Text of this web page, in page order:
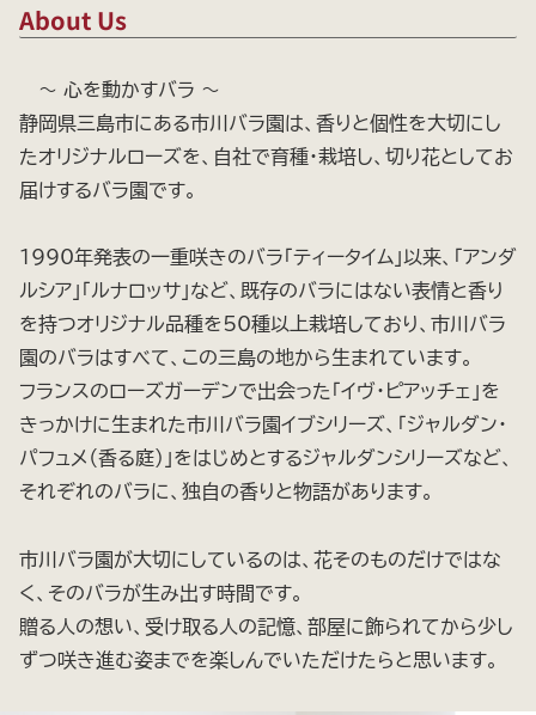
About Us
～ 心を動かすバラ ～
静岡県三島市にある市川バラ園は、香りと個性を大切にし
たオリジナルローズを、自社で育種・栽培し、切り花としてお
届けするバラ園です。
1990年発表の一重咲きのバラ「ティータイム」以来、「アンダ
ルシア」「ルナロッサ」など、既存のバラにはない表情と香り
を持つオリジナル品種を50種以上栽培しており、市川バラ
園のバラはすべて、この三島の地から生まれています。
フランスのローズガーデンで出会った「イヴ・ピアッチェ」を
きっかけに生まれた市川バラ園イブシリーズ、「ジャルダン・
パフュメ（香る庭）」をはじめとするジャルダンシリーズなど、
それぞれのバラに、独自の香りと物語があります。
市川バラ園が大切にしているのは、花そのものだけではな
く、そのバラが生み出す時間です。
贈る人の想い、受け取る人の記憶、部屋に飾られてから少し
ずつ咲き進む姿までを楽しんでいただけたらと思います。